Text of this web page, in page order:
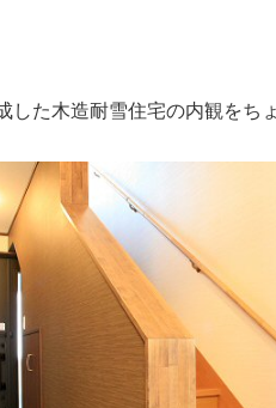
した木造耐雪住宅の内観をち